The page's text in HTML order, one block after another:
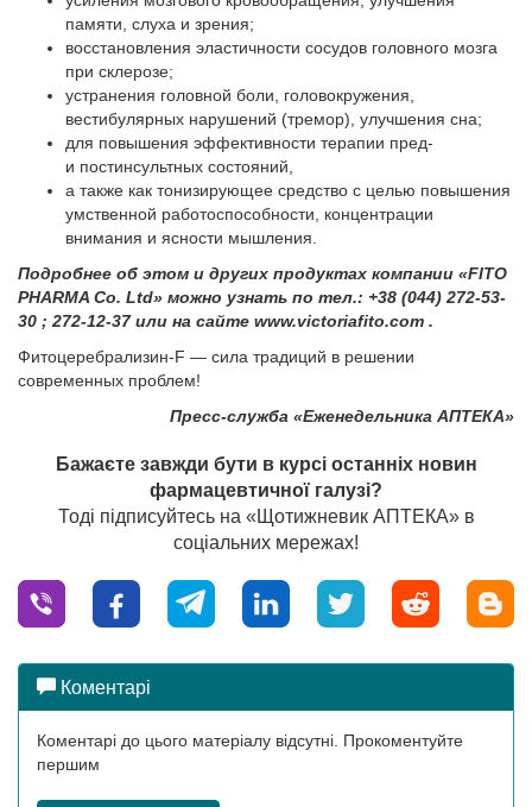
памяти, слуха и зрения;
восстановления эластичности сосудов головного мозга
при склерозе;
устранения головной боли, головокружения,
вестибулярных нарушений (тремор), улучшения сна;
для повышения эффективности терапии пред-
и постинсультных состояний,
а также как тонизирующее средство с целью повышения
умственной работоспособности, концентрации
внимания и ясности мышления.
Подробнее об этом и других продуктах компании «FITO
PHARMA Co. Ltd» можно узнать по тел.: +38 (044) 272-53-
30 ; 272-12-37 или на сайте www.victoriafito.com .
Фитоцеребрализин-F — сила традиций в решении
современных проблем!
Пресс-служба «Еженедельника АПТЕКА»
Бажаєте завжди бути в курсі останніх новин
фармацевтичної галузі?
Тоді підписуйтесь на «Щотижневик АПТЕКА» в
соціальних мережах!
Коментарі
Коментарі до цього матеріалу відсутні. Прокоментуйте
першим